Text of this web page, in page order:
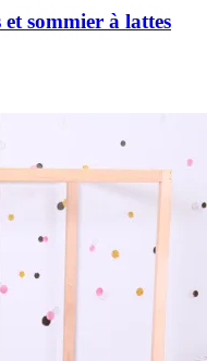
sommier à lattes